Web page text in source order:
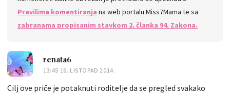
Pravilima komentiranja na web portalu Miss7Mama te sa
zabranama propisanim stavkom 2. članka 94. Zakona.
renata6
13:45 16. LISTOPAD 2014.
Cilj ove priče je potaknuti roditelje da se pregled svakako